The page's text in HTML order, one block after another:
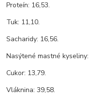
Proteín: 16,53.
Tuk: 11,10.
Sacharidy: 16,56.
Nasýtené mastné kyseliny:
Cukor: 13,79.
Vláknina: 39,58.